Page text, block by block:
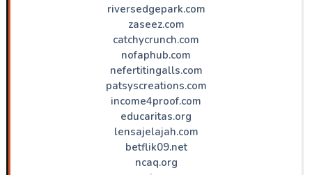
riversedgepark.com
zaseez.com
catchycrunch.com
nofaphub.com
nefertitingalls.com
patsyscreations.com
income4proof.com
educaritas.org
lensajelajah.com
betflik09.net
ncaq.org